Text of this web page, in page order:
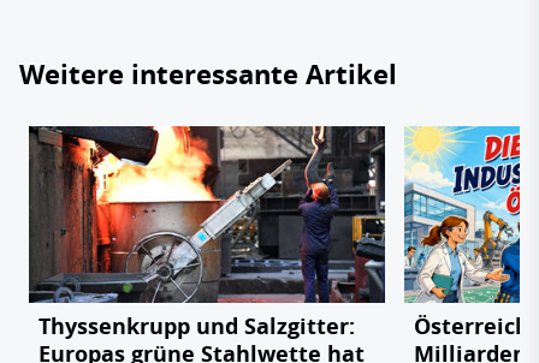
Weitere interessante Artikel
Thyssenkrupp und Salzgitter:
Europas grüne Stahlwette hat
Milliarden